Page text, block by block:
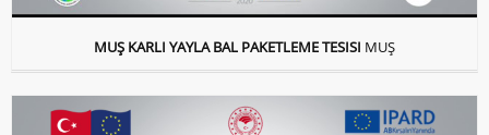
MUŞ KARLI YAYLA BAL PAKETLEME TESISI MUŞ